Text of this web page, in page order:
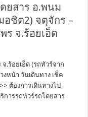
ยสาร อ.พนม
อชิต2) จตุจักร –
ร จ.ร้อยเอ็ด
.ร้อยเอ็ด (รถทัวร์จาก
งหน้า วันเดินทาง เช็ค
ต้องการเดินทางไป
การรถทัวร์รถโดยสาร